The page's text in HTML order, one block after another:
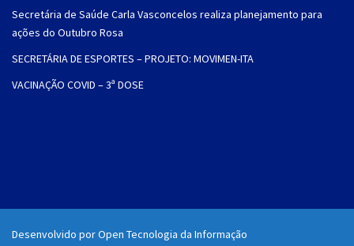
Secretária de Saúde Carla Vasconcelos realiza planejamento para
ações do Outubro Rosa
SECRETÁRIA DE ESPORTES – PROJETO: MOVIMEN-ITA
VACINAÇÃO COVID – 3ª DOSE
Desenvolvido por Open Tecnologia da Informação